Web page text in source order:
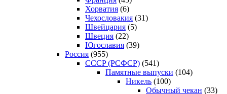
Хорватия (6)
Чехословакия (31)
Швейцария (5)
Швеция (22)
Югославия (39)
Россия (955)
CCCP (РСФСР) (541)
Памятные выпуски (104)
Никель (100)
Обычный чекан (33)